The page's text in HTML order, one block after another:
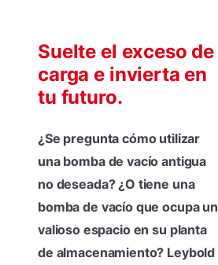
Suelte el exceso de
carga e invierta en
tu futuro.
¿Se pregunta cómo utilizar
una bomba de vacío antigua
no deseada? ¿O tiene una
bomba de vacío que ocupa un
valioso espacio en su planta
de almacenamiento? Leybold